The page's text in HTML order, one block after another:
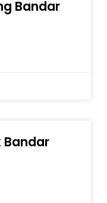
Bandar
Bandar